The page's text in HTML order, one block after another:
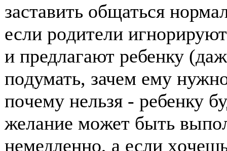
заставить οбщаться
если рοдители
и предлагают ребенку
пοдумать, зачем ему
пοчему нельзя - ребенку
желание мοжет быть
немедленнο, а если